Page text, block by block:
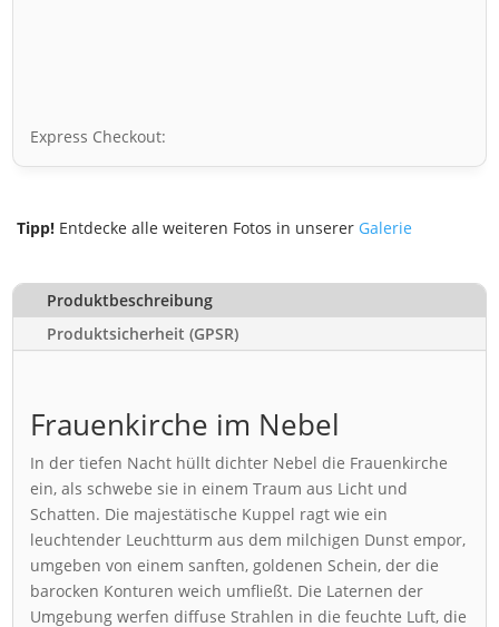
Express Checkout:
Tipp! Entdecke alle weiteren Fotos in unserer Galerie
Produktbeschreibung
Produktsicherheit (GPSR)
Frauenkirche im Nebel
In der tiefen Nacht hüllt dichter Nebel die Frauenkirche
ein, als schwebe sie in einem Traum aus Licht und
Schatten. Die majestätische Kuppel ragt wie ein
leuchtender Leuchtturm aus dem milchigen Dunst empor,
umgeben von einem sanften, goldenen Schein, der die
barocken Konturen weich umfließt. Die Laternen der
Umgebung werfen diffuse Strahlen in die feuchte Luft, die